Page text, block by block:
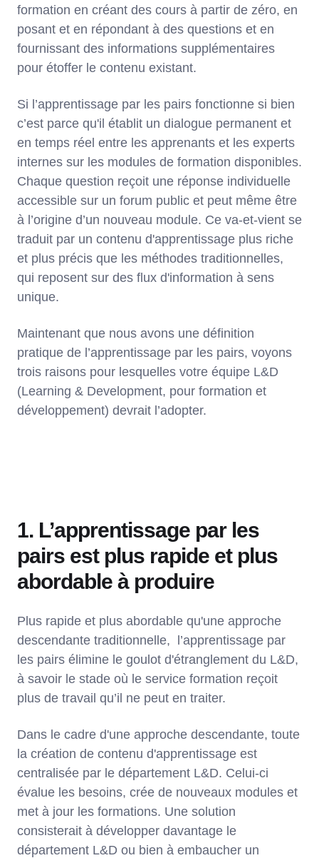
formation en créant des cours à partir de zéro, en
posant et en répondant à des questions et en
fournissant des informations supplémentaires
pour étoffer le contenu existant.
Si l’apprentissage par les pairs fonctionne si bien
c’est parce qu'il établit un dialogue permanent et
en temps réel entre les apprenants et les experts
internes sur les modules de formation disponibles.
Chaque question reçoit une réponse individuelle
accessible sur un forum public et peut même être
à l’origine d’un nouveau module. Ce va-et-vient se
traduit par un contenu d'apprentissage plus riche
et plus précis que les méthodes traditionnelles,
qui reposent sur des flux d'information à sens
unique.
Maintenant que nous avons une définition
pratique de l’apprentissage par les pairs, voyons
trois raisons pour lesquelles votre équipe L&D
(Learning & Development, pour formation et
développement) devrait l’adopter.
1. L’apprentissage par les
pairs est plus rapide et plus
abordable à produire
Plus rapide et plus abordable qu'une approche
descendante traditionnelle, l’apprentissage par
les pairs élimine le goulot d'étranglement du L&D,
à savoir le stade où le service formation reçoit
plus de travail qu’il ne peut en traiter.
Dans le cadre d'une approche descendante, toute
la création de contenu d'apprentissage est
centralisée par le département L&D. Celui-ci
évalue les besoins, crée de nouveaux modules et
met à jour les formations. Une solution
consisterait à développer davantage le
département L&D ou bien à embaucher un